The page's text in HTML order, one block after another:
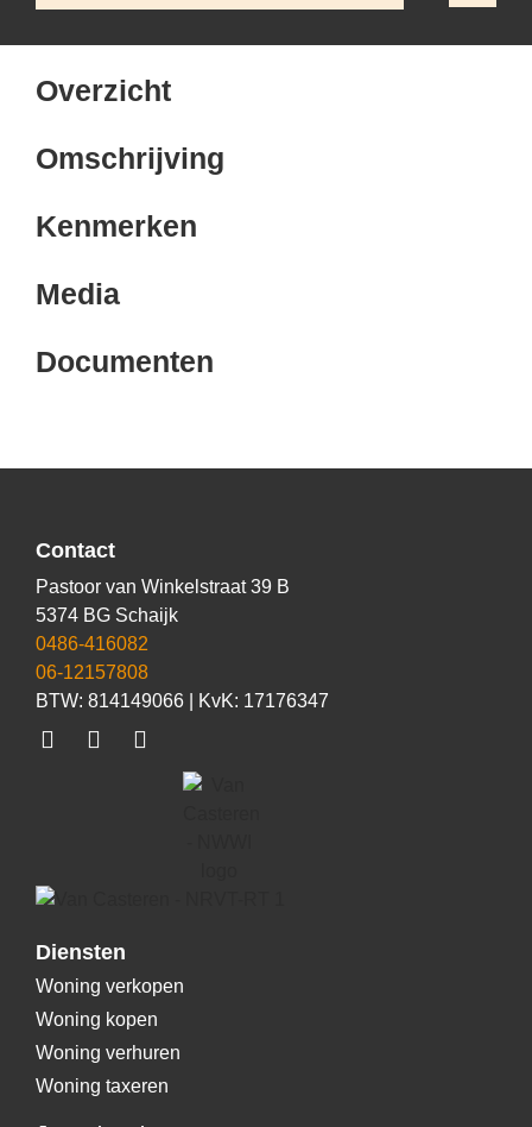
Overzicht
Omschrijving
Kenmerken
Media
Documenten
Contact
Pastoor van Winkelstraat 39 B
5374 BG Schaijk
0486-416082
06-12157808
BTW: 814149066 | KvK: 17176347
Diensten
Woning verkopen
Woning kopen
Woning verhuren
Woning taxeren